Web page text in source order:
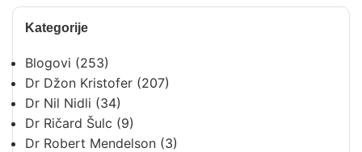
Kategorije
Blogovi (253)
Dr Džon Kristofer (207)
Dr Nil Nidli (34)
Dr Ričard Šulc (9)
Dr Robert Mendelson (3)